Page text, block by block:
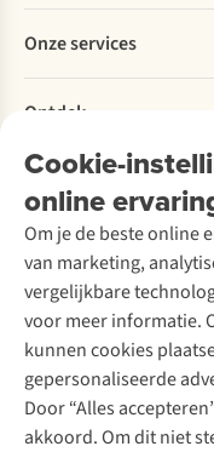
Cookie-
online
Om je de beste online
van marketing,
vergelijkbare
voor meer informatie.
kunnen cookies
gepersonaliseerde
Door “Alles
akkoord. Om dit niet
Betalen
Levering
Retourneren
Bestelling herroepen
Garantie
Contact
Explore More
Verantwoord
Over Ayacucho
Onze winkels
Over A.S.Adventure
Onze services
Ski-onderhoud
Wasservice
Schoenonderhoud
Schoenherstelling
Kledingherstelling
Retouches
Voor bedrijven
Ontdek
A.S.Magazine
Podcast
Explore Academy
Explore Camp
Gear Check
Inspiratie & advies
Meld je aan voor de